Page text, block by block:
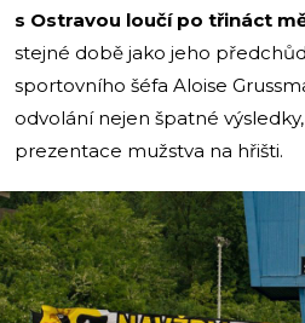
s Ostravou loučí po třináct
stejné době jako jeho
sportovního šéfa Aloise
odvolání nejen špatné
prezentace mužstva na hřišti.